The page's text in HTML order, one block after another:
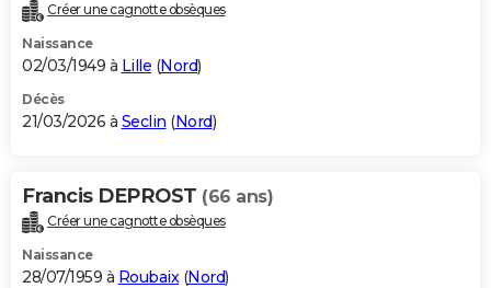
Destinations
City break
Voyage nature
Voyage de noces
Forum
Climat
+PHOTO
GUIDES D'ACHAT
BONS PLANS
Carte de Noël
Carte Bonne année
Carte Saint-Valentin
Carte Pâques
Carte d'anniversaire
DICTIONNAIRE
Dictionnaire
Biographies
Citations
Expressions
Proverbes
PROGRAMME TV
Créer une cagnotte obsèques
Naissance
02/03/1949 à Lille (Nord)
Décès
21/03/2026 à Seclin (Nord)
Francis DEPROST (66 ans)
Créer une cagnotte obsèques
Naissance
28/07/1959 à Roubaix(Nord)